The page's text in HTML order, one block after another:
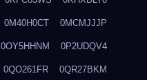
0M40H0CT 0MCMJJJP
0OY5HHNM 0P2UDQV4
0QO261FR 0QR27BKM